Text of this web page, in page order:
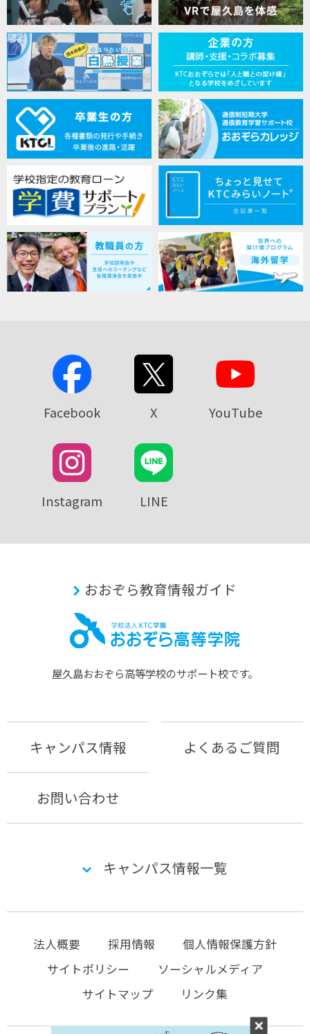
Facebook X YouTube
Instagram LINE
おおぞら教育情報ガイド
屋久島おおぞら⾼等学校のサポート校です。
キャンパス情報 よくあるご質問
お問い合わせ
キャンパス情報一覧
法人概要 採用情報
個人情報保護方針
サイトポリシー
ソーシャルメディア
サイトマップ
リンク集